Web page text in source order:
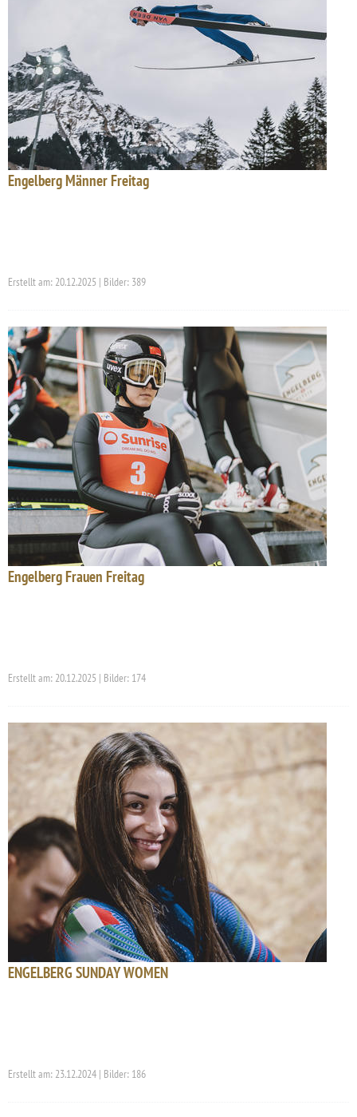
Engelberg Männer Freitag
Erstellt am: 20.12.2025 | Bilder: 389
Engelberg Frauen Freitag
Erstellt am: 20.12.2025 | Bilder: 174
ENGELBERG SUNDAY WOMEN
Erstellt am: 23.12.2024 | Bilder: 186